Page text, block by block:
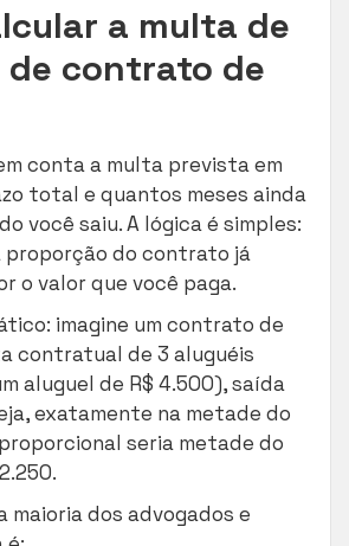
a multa de
de contrato de
conta a multa prevista em
total e quantos meses ainda
você saiu. A lógica é simples:
proporção do contrato já
o valor que você paga.
imagine um contrato de
contratual de 3 aluguéis
aluguel de R$ 4.500), saída
exatamente na metade do
seria metade do
maioria dos advogados e